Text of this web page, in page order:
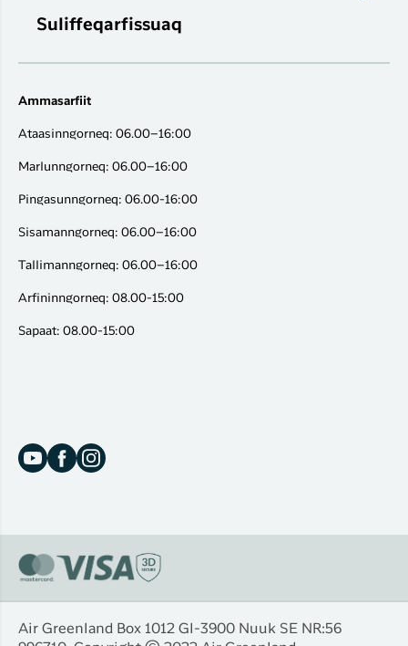
Suliffeqarfissuaq
Ammasarfiit
Ataasinngorneq: 06.00–16:00
Marlunngorneq: 06.00–16:00
Pingasunngorneq: 06.00-16:00
Sisamanngorneq: 06.00–16:00
Tallimanngorneq: 06.00–16:00
Arfininngorneq: 08.00-15:00
Sapaat: 08.00-15:00
Air Greenland Box 1012 Gl-3900 Nuuk SE NR:56